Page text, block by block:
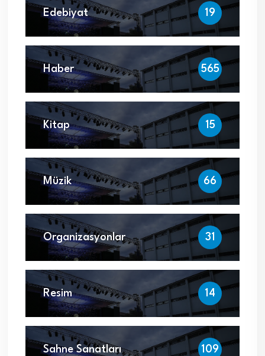
Edebiyat 19
Haber 565
Kitap 15
Müzik 66
Organizasyonlar 31
Resim 14
Sahne Sanatları 109